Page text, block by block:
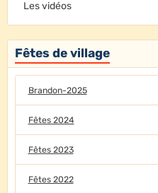
Les vidéos
Fêtes de village
Brandon-2025
Fêtes 2024
Fêtes 2023
Fêtes 2022